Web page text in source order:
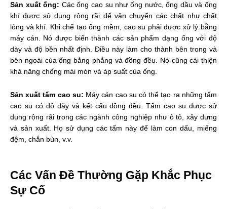
Sản xuất ống: Các ống cao su như ống nước, ống dầu và ống
khí được sử dụng rộng rãi để vận chuyển các chất như chất
lỏng và khí. Khi chế tạo ống mềm, cao su phải được xử lý bằng
máy cán. Nó được biến thành các sản phẩm dạng ống với độ
dày và độ bền nhất định. Điều này làm cho thành bên trong và
bên ngoài của ống bằng phẳng và đồng đều. Nó cũng cải thiện
khả năng chống mài mòn và áp suất của ống.
Sản xuất tấm cao su: Máy cán cao su có thể tạo ra những tấm
cao su có độ dày và kết cấu đồng đều. Tấm cao su được sử
dụng rộng rãi trong các ngành công nghiệp như ô tô, xây dựng
và sản xuất. Họ sử dụng các tấm này để làm con dấu, miếng
đệm, chắn bùn, v.v.
Các Vấn Đề Thường Gặp Khắc Phục
Sự Cố